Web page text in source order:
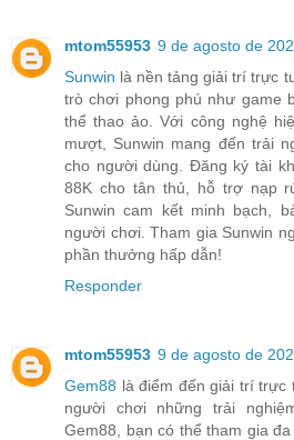
mtom55953 9 de agosto de
Sunwin là nền tảng giải trí trực
trò chơi phong phú như game
thể thao ảo. Với công nghệ
mượt, Sunwin mang đến trải
cho người dùng. Đăng ký tài
88K cho tân thủ, hỗ trợ nạp
Sunwin cam kết minh bạch,
người chơi. Tham gia Sunwin
phần thưởng hấp dẫn!
Responder
mtom55953 9 de agosto de
Gem88 là điểm đến giải trí trực
người chơi những trải
Gem88, bạn có thể tham gia